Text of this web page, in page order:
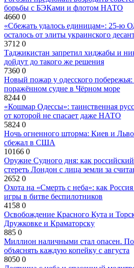
борьбы с БЭКами и флотом НАТО
4660 0
«Сбежать удалось единицам»: 25-ю
осталось от элиты украинского
3712 0
Таджикистан запретил хиджабы и
дойдут до такого же решения
7360 0
Новый пожар у одесского побережья:
поражённом судне в Чёрном море
8244 0
«Кошмар Одессы»: таинственная
от которой не спасает даже НАТО
5824 0
Ночь огненного шторма: Киев и
сбежал в США
10166 0
Оружие Судного дня: как
стереть Лондон с лица земли за
2652 0
Охота на «Смерть с неба»: как
игры в битве беспилотников
4158 0
Освобождение Красного Кута и
Дружковке и Краматорску
885 0
Миллион наличными стал опасен.
объяснять каждую копейку с августа
8050 0